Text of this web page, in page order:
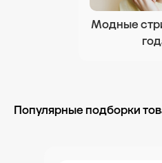
Модные
Популярные подборки